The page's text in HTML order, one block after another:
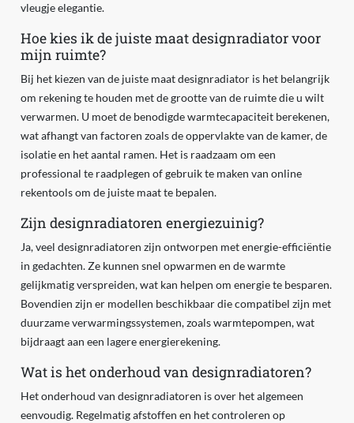
vleugje elegantie.
Hoe kies ik de juiste maat designradiator voor
mijn ruimte?
Bij het kiezen van de juiste maat designradiator is het belangrijk
om rekening te houden met de grootte van de ruimte die u wilt
verwarmen. U moet de benodigde warmtecapaciteit berekenen,
wat afhangt van factoren zoals de oppervlakte van de kamer, de
isolatie en het aantal ramen. Het is raadzaam om een
professional te raadplegen of gebruik te maken van online
rekentools om de juiste maat te bepalen.
Zijn designradiatoren energiezuinig?
Ja, veel designradiatoren zijn ontworpen met energie-efficiëntie
in gedachten. Ze kunnen snel opwarmen en de warmte
gelijkmatig verspreiden, wat kan helpen om energie te besparen.
Bovendien zijn er modellen beschikbaar die compatibel zijn met
duurzame verwarmingssystemen, zoals warmtepompen, wat
bijdraagt aan een lagere energierekening.
Wat is het onderhoud van designradiatoren?
Het onderhoud van designradiatoren is over het algemeen
eenvoudig. Regelmatig afstoffen en het controleren op